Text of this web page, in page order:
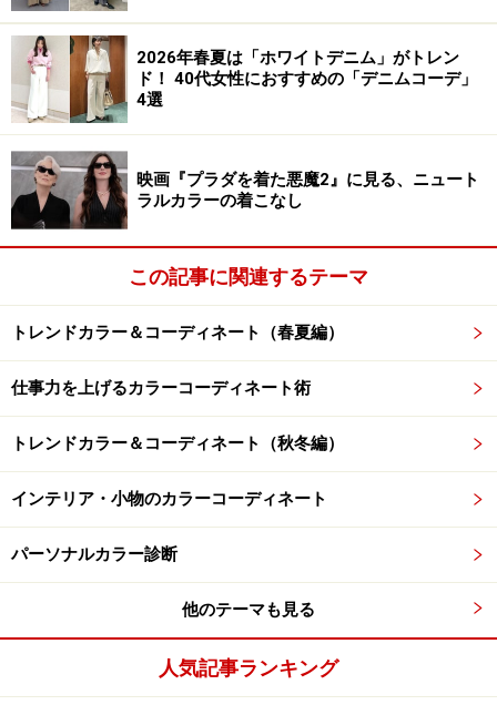
イレクトに伝わるため、好悪の感情と結びつきやすいと
いう特性があります。「プルースト効果」といって、あ
る特定のにおいから、それにまつわる過去の記憶が呼び
覚まされる心理現象が起きることもあります。
難しいのは、たとえ臭いと感じても、相手に指摘しにく
い、というところです。とくに職場におけるスメハラ
は、注意することがハラスメントになる恐れがあると考
いない人は意外に多いようです。
嗅覚は色にだまされる !?
柔軟剤は、お洗濯のときに衣類に香りをつけます。洗濯
す。嗅覚がマヒしてくると、柔軟剤の量が増えます。そ
うなると、自分にとって心地よい香りでも、周囲の人に
とってはにおいが強すぎるということが起きてきます。
2026年春夏は「ホワイトデニム」がトレン
ド！ 40代女性におすすめの「デニムコーデ」
4選
映画『プラダを着た悪魔2』に見る、ニュート
ラルカラーの着こなし
この記事に関連するテーマ
トレンドカラー＆コーディネート（春夏編）
仕事力を上げるカラーコーディネート術
トレンドカラー＆コーディネート（秋冬編）
インテリア・小物のカラーコーディネート
パーソナルカラー診断
他のテーマも見る
人気記事ランキング